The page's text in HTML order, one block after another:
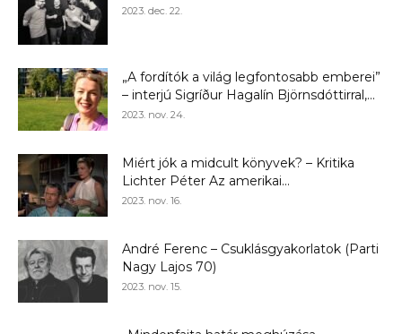
2023. dec. 22.
„A fordítók a világ legfontosabb emberei”
– interjú Sigríður Hagalín Björnsdóttirral,...
2023. nov. 24.
Miért jók a midcult könyvek? – Kritika
Lichter Péter Az amerikai...
2023. nov. 16.
André Ferenc – Csuklásgyakorlatok (Parti
Nagy Lajos 70)
2023. nov. 15.